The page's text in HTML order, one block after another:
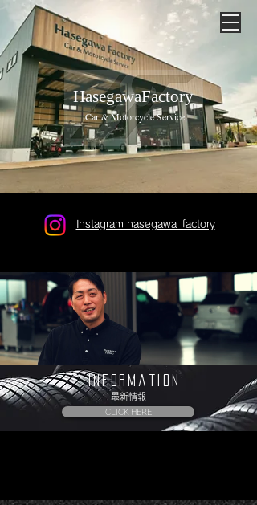
HasegawaFactory
Car & Motorcycle Service
​Instagram hasegawa_factory
InfoRmation
最新情報
CLICK HERE